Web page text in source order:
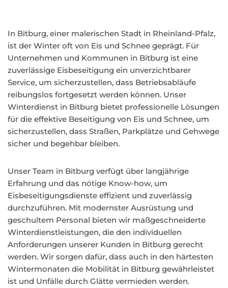
In Bitburg, einer malerischen Stadt in Rheinland-Pfalz,
ist der Winter oft von Eis und Schnee geprägt. Für
Unternehmen und Kommunen in Bitburg ist eine
zuverlässige Eisbeseitigung ein unverzichtbarer
Service, um sicherzustellen, dass Betriebsabläufe
reibungslos fortgesetzt werden können. Unser
Winterdienst in Bitburg bietet professionelle Lösungen
für die effektive Beseitigung von Eis und Schnee, um
sicherzustellen, dass Straßen, Parkplätze und Gehwege
sicher und begehbar bleiben.
Unser Team in Bitburg verfügt über langjährige
Erfahrung und das nötige Know-how, um
Eisbeseitigungsdienste effizient und zuverlässig
durchzuführen. Mit modernster Ausrüstung und
geschultem Personal bieten wir maßgeschneiderte
Winterdienstleistungen, die den individuellen
Anforderungen unserer Kunden in Bitburg gerecht
werden. Wir sorgen dafür, dass auch in den härtesten
Wintermonaten die Mobilität in Bitburg gewährleistet
ist und Unfälle durch Glätte vermieden werden.